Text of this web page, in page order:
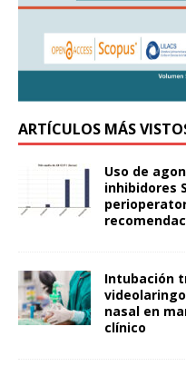
ARTÍCULOS MÁS
Uso de
inhibidores
Intubación
nasal en
clínico